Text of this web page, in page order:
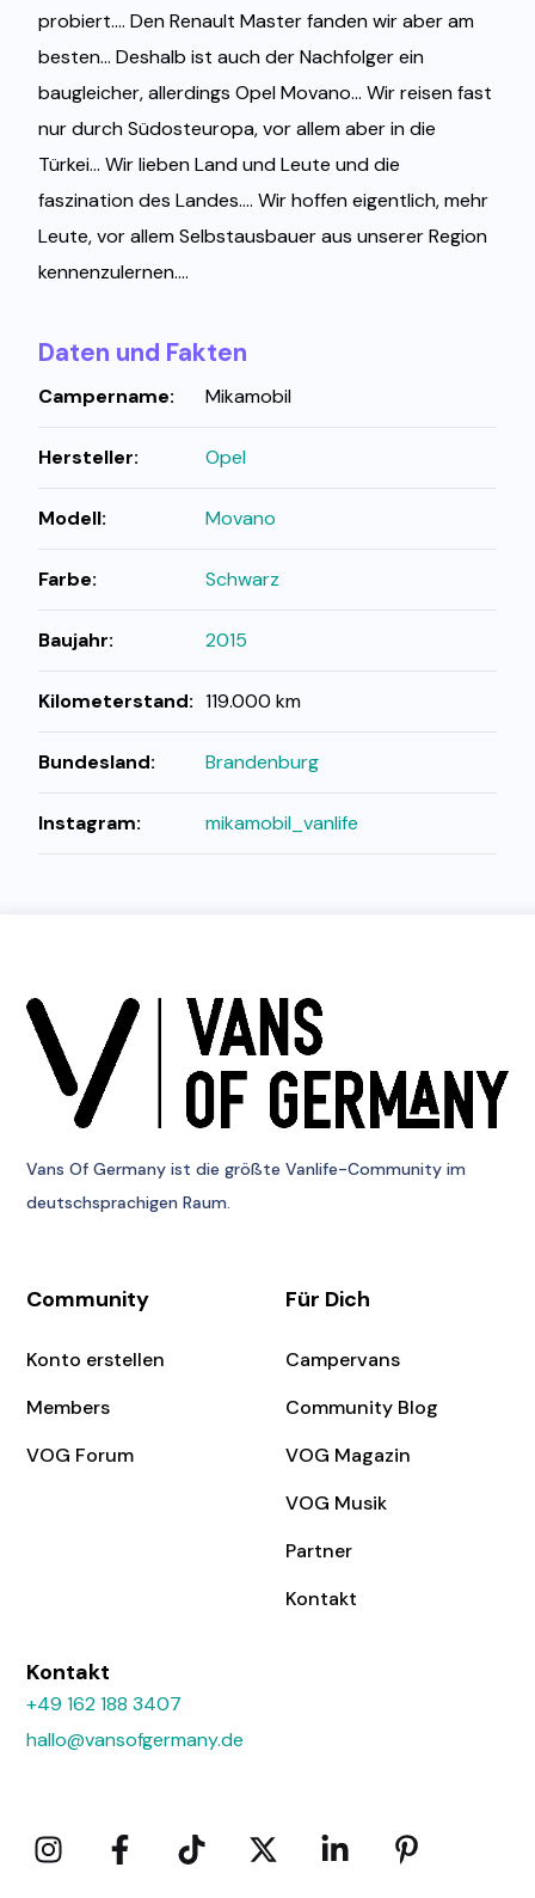
probiert.... Den Renault Master fanden wir aber am
besten... Deshalb ist auch der Nachfolger ein
baugleicher, allerdings Opel Movano... Wir reisen fast
nur durch Südosteuropa, vor allem aber in die
Türkei... Wir lieben Land und Leute und die
faszination des Landes.... Wir hoffen eigentlich, mehr
Leute, vor allem Selbstausbauer aus unserer Region
kennenzulernen....
Daten und Fakten
Campername: Mikamobil
Hersteller: Opel
Modell: Movano
Farbe: Schwarz
Baujahr: 2015
Kilometerstand: 119.000 km
Bundesland: Brandenburg
Instagram: mikamobil_vanlife
Vans Of Germany ist die größte Vanlife-Community im
deutschsprachigen Raum.
Community
Konto erstellen
Members
VOG Forum
Für Dich
Campervans
Community Blog
VOG Magazin
VOG Musik
Partner
Kontakt
Kontakt
+49 162 188 3407
hallo@vansofgermany.de